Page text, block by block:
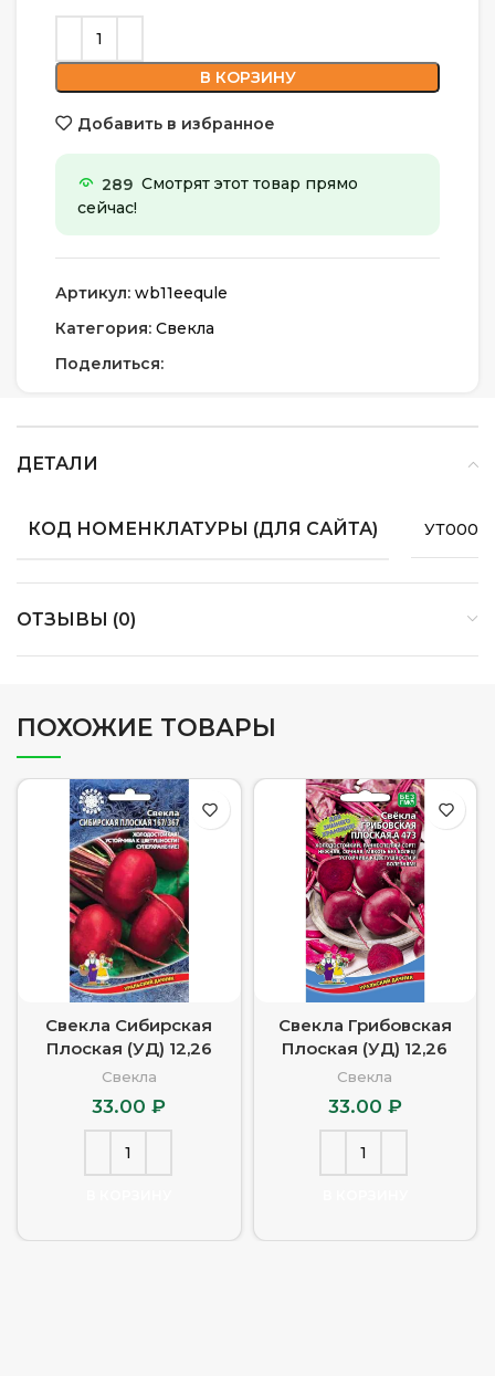
В КОРЗИНУ
Добавить в избранное
289 Смотрят этот товар прямо
сейчас!
Артикул: wb11eequle
Категория: Свекла
Поделиться:
ДЕТАЛИ
КОД НОМЕНКЛАТУРЫ (ДЛЯ САЙТА)
ОТЗЫВЫ (0)
ПОХОЖИЕ ТОВАРЫ
Свекла Сибирская
Плоская (УД) 12,26
Свекла
33.00₽
Свекла Грибовская
Плоская (УД) 12,26
Свекла
33.00 ₽